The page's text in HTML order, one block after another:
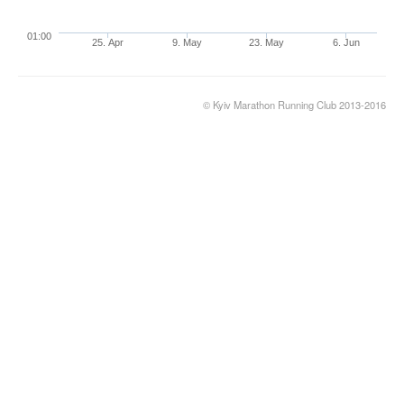
25. Apr 9. May 23. May 6. Jun
01:00
© Kyiv Marathon Running Club 2013-2016